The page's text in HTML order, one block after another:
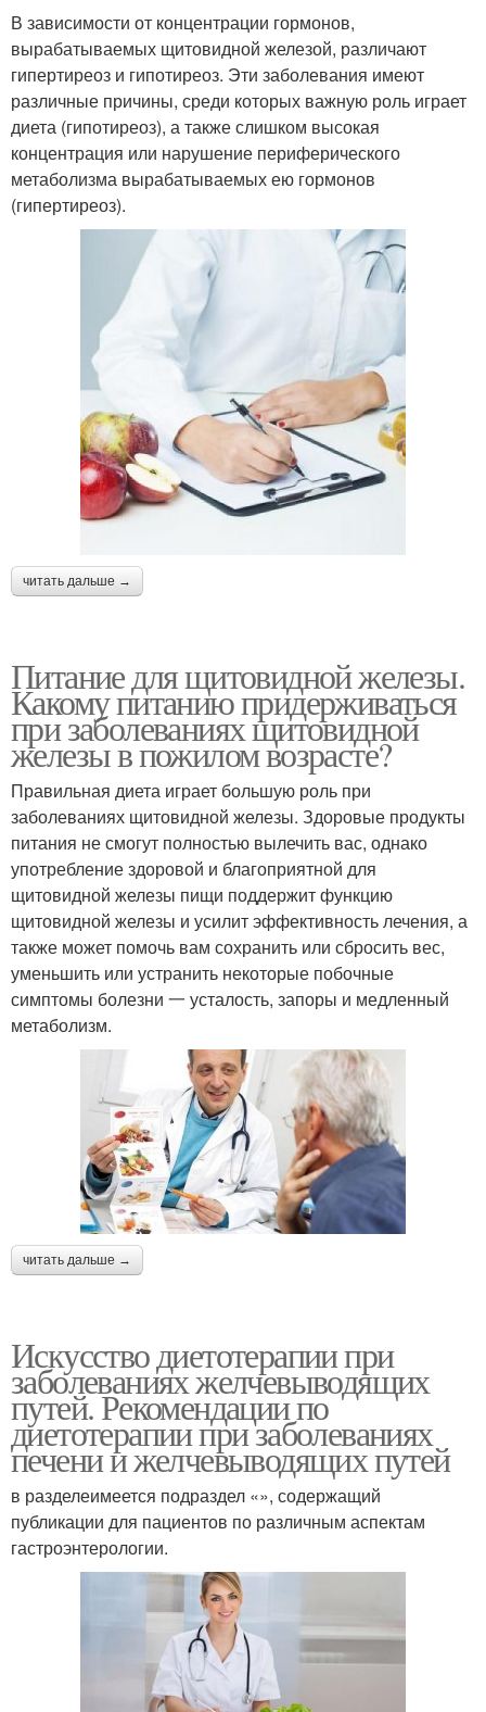
В зависимости от концентрации гормонов,
вырабатываемых щитовидной железой, различают
гипертиреоз и гипотиреоз. Эти заболевания имеют
различные причины, среди которых важную роль играет
диета (гипотиреоз), а также слишком высокая
концентрация или нарушение периферического
метаболизма вырабатываемых ею гормонов
(гипертиреоз).
читать дальше →
Питание для щитовидной железы.
Какому питанию придерживаться
при заболеваниях щитовидной
железы в пожилом возрасте?
Правильная диета играет большую роль при
заболеваниях щитовидной железы. Здоровые продукты
питания не смогут полностью вылечить вас, однако
употребление здоровой и благоприятной для
щитовидной железы пищи поддержит функцию
щитовидной железы и усилит эффективность лечения, а
также может помочь вам сохранить или сбросить вес,
уменьшить или устранить некоторые побочные
симптомы болезни 一 усталость, запоры и медленный
метаболизм.
читать дальше →
Искусство диетотерапии при
заболеваниях желчевыводящих
путей. Рекомендации по
диетотерапии при заболеваниях
печени и желчевыводящих путей
в разделеимеется подраздел «», содержащий
публикации для пациентов по различным аспектам
гастроэнтерологии.